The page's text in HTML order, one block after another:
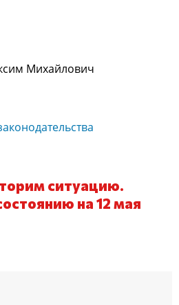
Михайлович
ситуацию.
на 12 мая